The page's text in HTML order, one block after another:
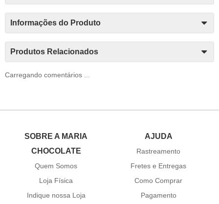
Informações do Produto
Produtos Relacionados
Carregando comentários ...
SOBRE A MARIA
CHOCOLATE
Quem Somos
Loja Física
Indique nossa Loja
AJUDA
Rastreamento
Fretes e Entregas
Como Comprar
Pagamento